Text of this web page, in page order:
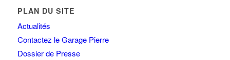
PLAN DU SITE
Actualités
Contactez le Garage Pierre
Dossier de Presse